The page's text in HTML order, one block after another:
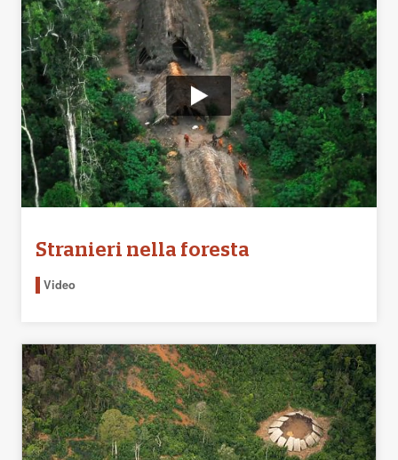
Stranieri nella foresta
Video